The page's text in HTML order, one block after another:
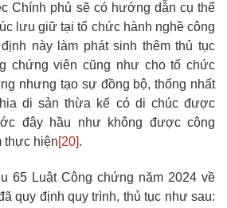
Chính phủ sẽ có hướng dẫn cụ thể
lưu giữ tại tổ chức hành nghề công
này làm phát sinh thêm thủ tục
chứng viên cũng như cho tổ chức
nhưng tạo sự đồng bộ, thống nhất
di sản thừa kế có di chúc được
đây hầu như không được công
thực hiện [20] .
65 Luật Công chứng năm 2024 về
quy định quy trình, thủ tục như sau: